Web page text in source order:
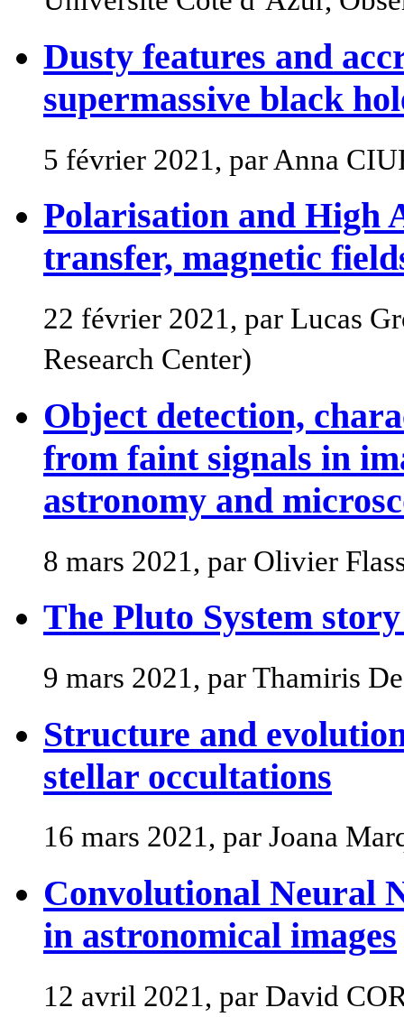
Dusty features and
supermassive black
5 février 2021, par Anna
Polarisation and High
transfer, magnetic
22 février 2021, par Lucas
Research Center)
Object detection,
from faint signals in
astronomy and
8 mars 2021, par Olivier
The Pluto System
9 mars 2021, par Thamiris
Structure and
stellar occultations
16 mars 2021, par Joana
Convolutional Neural
in astronomical images
12 avril 2021, par David